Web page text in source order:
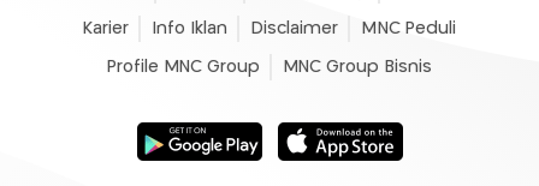
Karier Info Iklan Disclaimer MNC Peduli
Profile MNC Group MNC Group Bisnis